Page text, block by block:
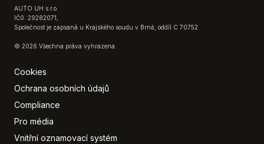
AUTO UH s.r.o.
IČ0: 29282071,
Společnost je zapsaná u Krajského soudu v Brně, oddíl C 70752
© 2026 Všechna práva vyhrazena.
Cookies
Ochrana osobních údajů
Compliance
Pro média
Vnitřní oznamovací systém